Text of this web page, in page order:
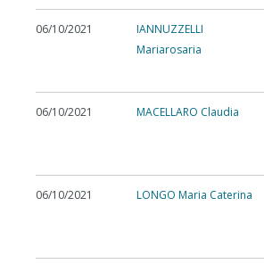
06/10/2021
IANNUZZELLI
Mariarosaria
06/10/2021 MACELLARO Claudia
06/10/2021 LONGO Maria Caterina